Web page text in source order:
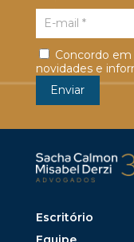
Concordo
novidades e
Escritório